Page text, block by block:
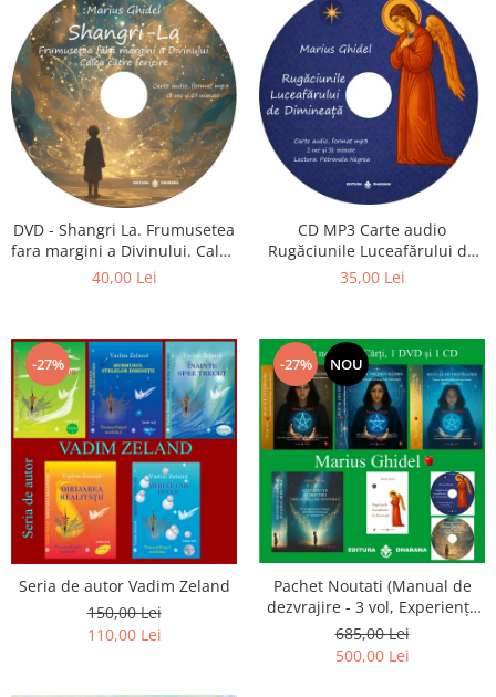
DVD - Shangri La. Frumusetea
fara margini a Divinului. Calea
catre fericire
40,00 Lei
CD MP3 Carte audio
Rugăciunile Luceafărului de
dimineață
35,00 Lei
-27%
Seria de autor Vadim Zeland
150,00 Lei
110,00 Lei
-27% NOU
Pachet Noutati (Manual de
dezvrajire - 3 vol, Experiențe
și amintiri, Rugăciunile
Luceafarului de dimineata) -
Marius Ghidel
685,00 Lei
500,00 Lei